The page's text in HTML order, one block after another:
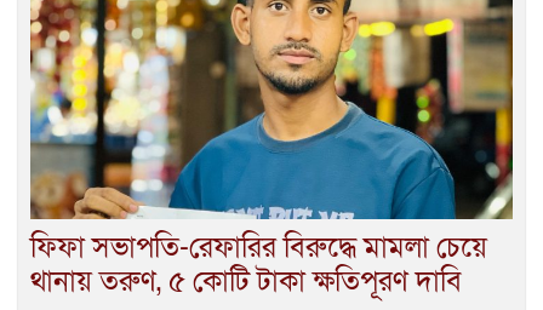
ফিফা সভাপতি-রেফারির বিরুদ্ধে মামলা চেয়ে
থানায় তরুণ, ৫ কোটি টাকা ক্ষতিপূরণ দাবি